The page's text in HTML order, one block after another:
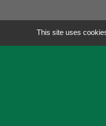
Mentions légales -
This site uses